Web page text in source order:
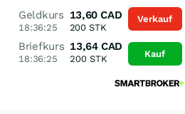
Geldkurs
18:36:25
13,60 CAD
200 STK
Briefkurs
18:36:25
13,64 CAD
200STK
Verkauf
Kauf